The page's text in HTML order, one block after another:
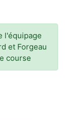
l'équipage
et Forgeau
course